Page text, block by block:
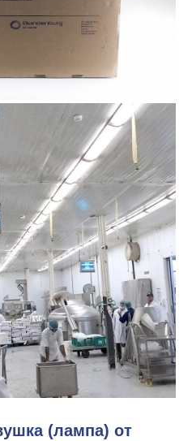
(лампа) от